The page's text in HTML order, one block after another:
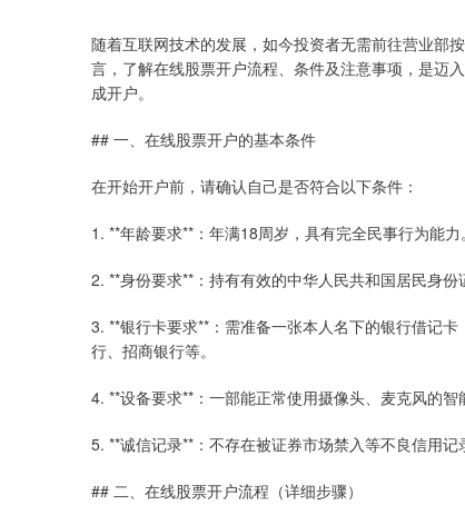
随着互联网技术的发展，如今投资者无需前往营业部
言，了解在线股票开户流程、条件及注意事项，是迈
成开户。
## 一、在线股票开户的基本条件
在开始开户前，请确认自己是否符合以下条件：
1. **年龄要求**：年满18周岁，具有完全民事行为能
2. **身份要求**：持有有效的中华人民共和国居民身份
3. **银行卡要求**：需准备一张本人名下的银行借记
行、招商银行等。
4. **设备要求**：一部能正常使用摄像头、麦克风的智
5. **诚信记录**：不存在被证券市场禁入等不良信用记
## 二、在线股票开户流程（详细步骤）